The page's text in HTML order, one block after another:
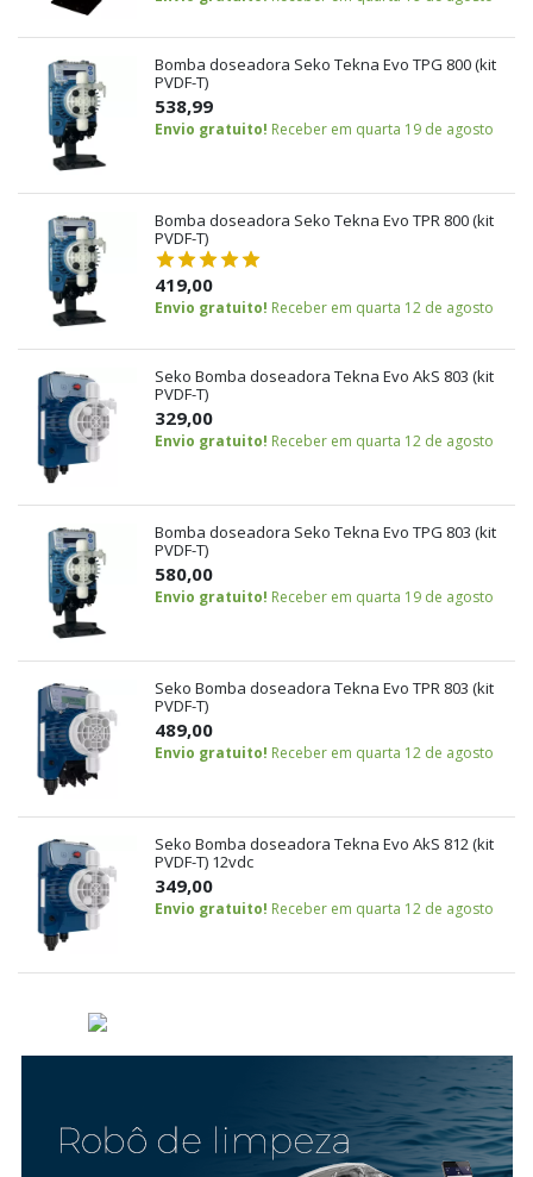
Bomba doseadora Seko Tekna Evo TPG 800 (kit
PVDF-T)
538,99
Envio gratuito! Receber em quarta 19 de agosto
Bomba doseadora Seko Tekna Evo TPR 800 (kit
PVDF-T)
419,00
Envio gratuito! Receber em quarta 12 de agosto
Seko Bomba doseadora Tekna Evo AkS 803 (kit
PVDF-T)
329,00
Envio gratuito! Receber em quarta 12 de agosto
Bomba doseadora Seko Tekna Evo TPG 803 (kit
PVDF-T)
580,00
Envio gratuito! Receber em quarta 19 de agosto
Seko Bomba doseadora Tekna Evo TPR 803 (kit
PVDF-T)
489,00
Envio gratuito! Receber em quarta 12 de agosto
Seko Bomba doseadora Tekna Evo AkS 812 (kit
PVDF-T) 12vdc
349,00
Envio gratuito! Receber em quarta 12 de agosto